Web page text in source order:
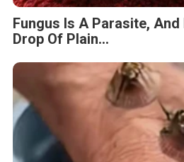
Fungus Is A Parasite,
Drop Of Plain...